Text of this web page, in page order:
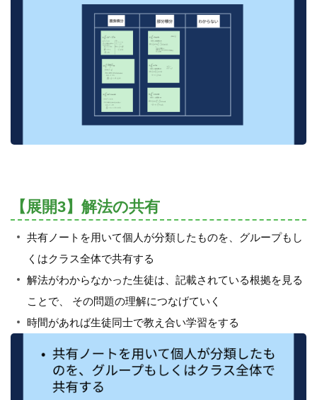
【展開3】解法の共有
共有ノートを用いて個人が分類したものを、グループもし
くはクラス全体で共有する
解法がわからなかった生徒は、記載されている根拠を見る
ことで、 その問題の理解につなげていく
時間があれば生徒同士で教え合い学習をする